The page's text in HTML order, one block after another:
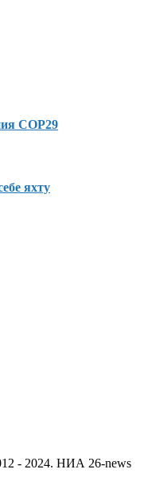
COP29
яхту
- 2024. НИА 26-news